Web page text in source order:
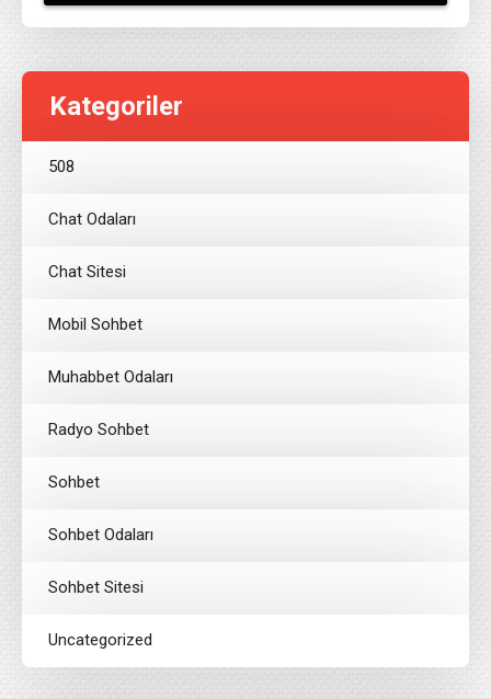
Kategoriler
508
Chat Odaları
Chat Sitesi
Mobil Sohbet
Muhabbet Odaları
Radyo Sohbet
Sohbet
Sohbet Odaları
Sohbet Sitesi
Uncategorized